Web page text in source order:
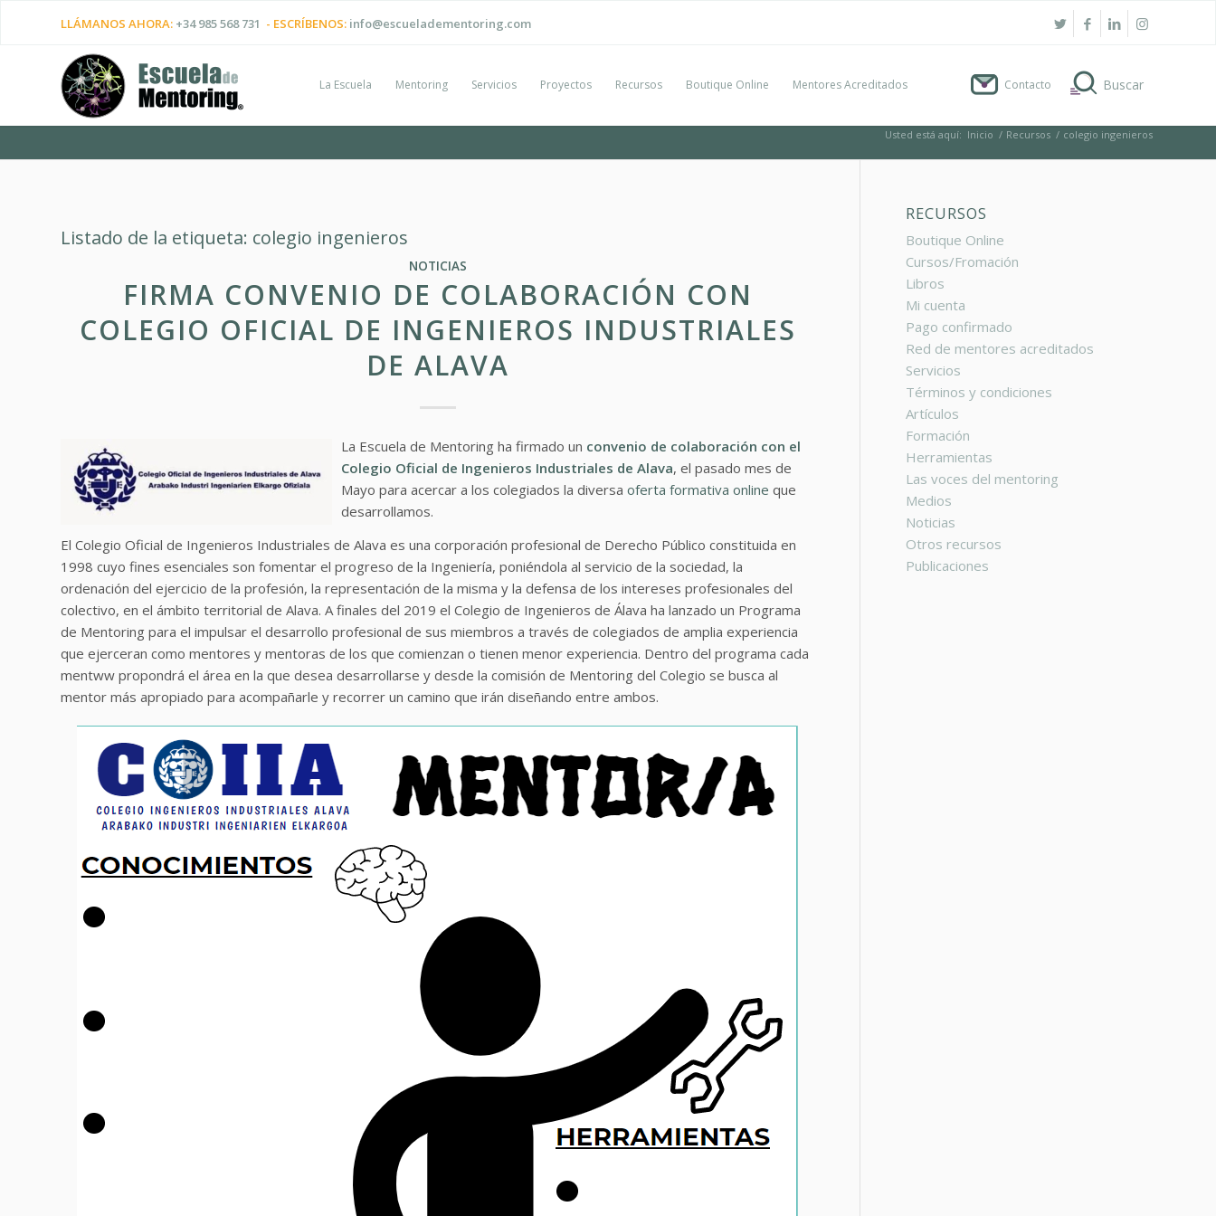
LLÁMANOS AHORA: +34 985 568 731 - ESCRÍBENOS: info@escueladementoring.com
La Escuela Mentoring Servicios Proyectos Recursos Boutique Online Mentores Acreditados Contacto
Usted está aquí: Inicio / Recursos / colegio ingenieros
Listado de la etiqueta: colegio ingenieros
NOTICIAS
FIRMA CONVENIO DE COLABORACIÓN CON
COLEGIO OFICIAL DE INGENIEROS INDUSTRIALES
DE ALAVA
La Escuela de Mentoring ha firmado un convenio de colaboración con el
Colegio Oficial de Ingenieros Industriales de Alava, el pasado mes de
Mayo para acercar a los colegiados la diversa oferta formativa online que
desarrollamos.
El Colegio Oficial de Ingenieros Industriales de Alava es una corporación profesional de Derecho Público constituida en
1998 cuyo fines esenciales son fomentar el progreso de la Ingeniería, poniéndola al servicio de la sociedad, la
ordenación del ejercicio de la profesión, la representación de la misma y la defensa de los intereses profesionales del
colectivo, en el ámbito territorial de Alava. A finales del 2019 el Colegio de Ingenieros de Álava ha lanzado un Programa
de Mentoring para el impulsar el desarrollo profesional de sus miembros a través de colegiados de amplia experiencia
que ejerceran como mentores y mentoras de los que comienzan o tienen menor experiencia. Dentro del programa cada
mentww propondrá el área en la que desea desarrollarse y desde la comisión de Mentoring del Colegio se busca al
mentor más apropiado para acompañarle y recorrer un camino que irán diseñando entre ambos.
RECURSOS
Boutique Online
Cursos/Fromación
Libros
Mi cuenta
Pago confirmado
Red de mentores acreditados
Servicios
Términos y condiciones
Artículos
Formación
Herramientas
Las voces del mentoring
Medios
Noticias
Otros recursos
Publicaciones